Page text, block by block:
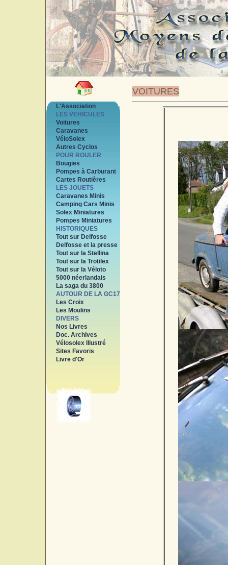
VOITURES
L'Association
LES VEHICULES
Voitures
Caravanes
VéloSolex
Autres Cyclos
POUR ROULER
Bougies
Pompes à Carburant
Cartes Routières
LES JOUETS
Caravanes Minis
Camping Cars Minis
Solex Miniatures
Pompes Miniatures
HISTORIQUES
Tout sur Delfosse
Delfosse et la presse
Tout sur la Stellina
Tout sur la Trotilex
Tout sur la Véloto
5000 néerlandais
La saga du 3800
AUTOUR DE LA GC17
Les Croix
Les Moulins
DIVERS
Nos Livres
Doc. Archives
Vélosolex Illustré
Sites Favoris
Livre d'Or